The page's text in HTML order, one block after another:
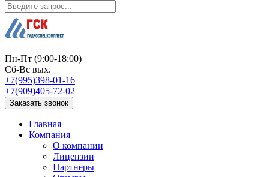
Пн-Пт (9:00-18:00)
Сб-Вс вых.
+7(995)398-01-16
+7(909)405-72-02
Заказать звонок
Главная
Компания
О компании
Лицензии
Партнеры